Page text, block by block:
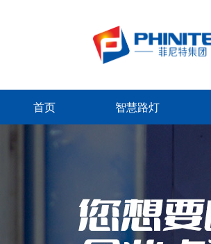
首页 智慧路灯